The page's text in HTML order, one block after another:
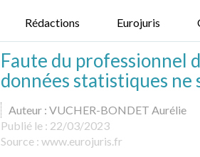
Rédactions Eurojuris
Faute du professionnel
données statistiques ne
Auteur : VUCHER-BONDET Aurélie
Publié le : 22/03/2023
Source : www.eurojuris.fr